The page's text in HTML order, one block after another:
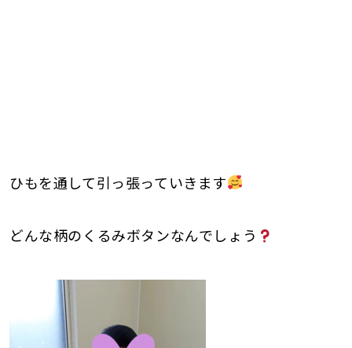
ひもを通して引っ張っていきます
どんな柄のくるみボタンなんでしょう